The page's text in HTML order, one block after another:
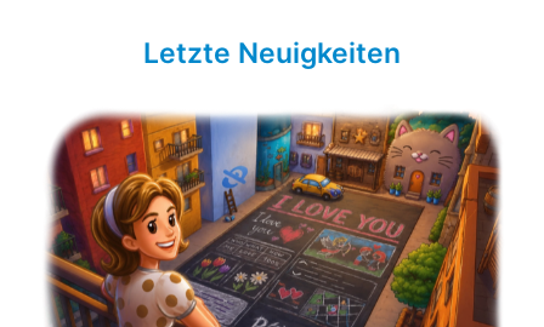
Letzte Neuigkeiten